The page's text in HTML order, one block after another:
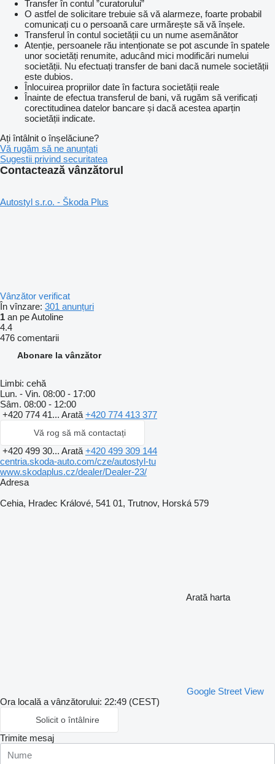
Transfer în contul ”curatorului”
O astfel de solicitare trebuie să vă alarmeze, foarte probabil
comunicați cu o persoană care urmărește să vă înșele.
Transferul în contul societății cu un nume asemănător
Atenție, persoanele rău intenționate se pot ascunde în spatele
unor societăți renumite, aducând mici modificări numelui
societății. Nu efectuați transfer de bani dacă numele societății
este dubios.
Înlocuirea propriilor date în factura societății reale
Înainte de efectua transferul de bani, vă rugăm să verificați
corectitudinea datelor bancare și dacă acestea aparțin
societății indicate.
Ați întâlnit o înșelăciune?
Vă rugăm să ne anunțați
Sugestii privind securitatea
Contactează vânzătorul
Autostyl s.r.o. - Škoda Plus
Vânzător verificat
În vînzare: 301 anunțuri
1 an pe Autoline
4.4
476 comentarii
Abonare la vânzător
Limbi: cehă
Lun. - Vin. 08:00 - 17:00
Sâm. 08:00 - 12:00
+420 774 41... Arată +420 774 413 377
Vă rog să mă contactați
+420 499 30... Arată +420 499 309 144
centria.skoda-auto.com/cze/autostyl-tu
www.skodaplus.cz/dealer/Dealer-23/
Adresa
Cehia, Hradec Králové, 541 01, Trutnov, Horská 579
Arată harta
Google Street View
Ora locală a vânzătorului: 22:49 (CEST)
Solicit o întâlnire
Trimite mesaj